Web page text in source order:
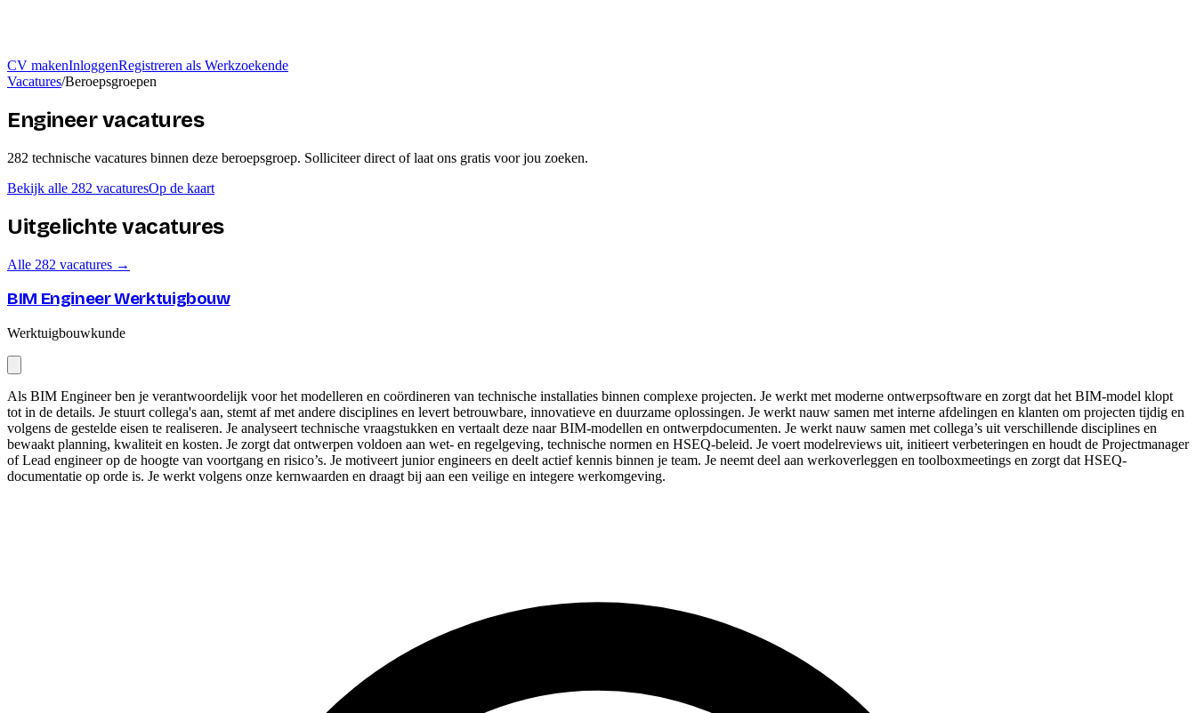
CV makenInloggenRegistreren als Werkzoekende
Vacatures/Beroepsgroepen
Engineer vacatures
282 technische vacatures binnen deze beroepsgroep. Solliciteer direct of laat ons gratis voor jou zoeken.
Bekijk alle 282 vacaturesOp de kaart
Uitgelichte vacatures
Alle 282 vacatures →
BIM Engineer Werktuigbouw
Werktuigbouwkunde
Als BIM Engineer ben je verantwoordelijk voor het modelleren en coördineren van technische installaties binnen complexe projecten. Je werkt met moderne ontwerpsoftware en zorgt dat het BIM-model klopt
tot in de details. Je stuurt collega's aan, stemt af met andere disciplines en levert betrouwbare, innovatieve en duurzame oplossingen. Je werkt nauw samen met interne afdelingen en klanten om projecten tijdig en
volgens de gestelde eisen te realiseren. Je analyseert technische vraagstukken en vertaalt deze naar BIM-modellen en ontwerpdocumenten. Je werkt nauw samen met collega’s uit verschillende disciplines en
bewaakt planning, kwaliteit en kosten. Je zorgt dat ontwerpen voldoen aan wet- en regelgeving, technische normen en HSEQ-beleid. Je voert modelreviews uit, initieert verbeteringen en houdt de Projectmanager
of Lead engineer op de hoogte van voortgang en risico’s. Je motiveert junior engineers en deelt actief kennis binnen je team. Je neemt deel aan werkoverleggen en toolboxmeetings en zorgt dat HSEQ-
documentatie op orde is. Je werkt volgens onze kernwaarden en draagt bij aan een veilige en integere werkomgeving.